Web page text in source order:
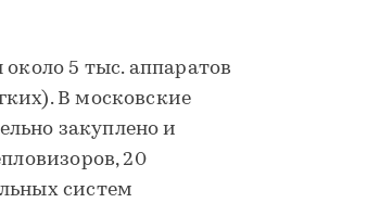
5 тыс. аппаратов
В московские
закуплено и
20
систем